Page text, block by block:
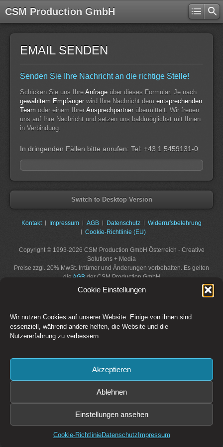
Cookie Einstellungen
Wir nutzen Cookies auf unserer Website. Einige von ihnen sind
essenziell, während andere helfen, die Website und die
Nutzererfahrung zu verbessern.
Akzeptieren
Ablehnen
Einstellungen ansehen
Cookie-RichtlinieDatenschutz Impressum
CSM Production GmbH
EMAIL SENDEN
Senden Sie Ihre Nachricht an die richtige Stelle!
Schicken Sie uns Ihre Anfrage über dieses Formular. Je nach
gewähltem Empfänger wird Ihre Nachricht dem entsprechenden
Team oder einem Ihrer Ansprechpartner übermittelt. Wir freuen
uns auf Ihre Nachricht und setzen uns baldmöglichst mit Ihnen
in Verbindung.
In dringenden Fällen bitte anrufen: Tel: +43 1 5459131-0
Switch to Desktop Version
Kontakt Impressum AGB Datenschutz
Widerrufsbelehrung
Cookie-Richtlinie (EU)
Copyright © 1993-2026 CSM Production GmbH Österreich - Creative
Solutions + Media
Preise zzgl. 20% MwSt. Irrtümer und Änderungen vorbehalten. Es gelten
die AGBder CSM Production GmbH
Bildrechte: CSM Production GmbH, Fotolia / Adobe Stock, sofern nicht
anders angegeben.
Datenschutzbestimmungen
und Nutzungsbedingungen von Google.